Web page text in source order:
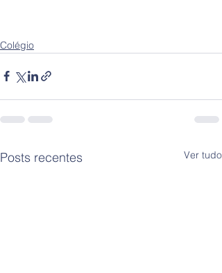
Colégio
Posts recentes Ver tudo